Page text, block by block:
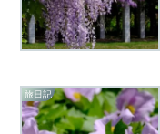
旅日記